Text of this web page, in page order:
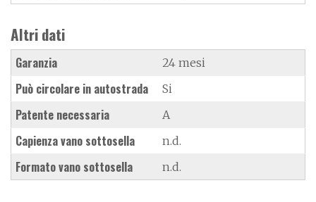
Altri dati
Garanzia 24 mesi
Può circolare in autostrada Si
Patente necessaria A
Capienza vano sottosella n.d.
Formato vano sottosella n.d.